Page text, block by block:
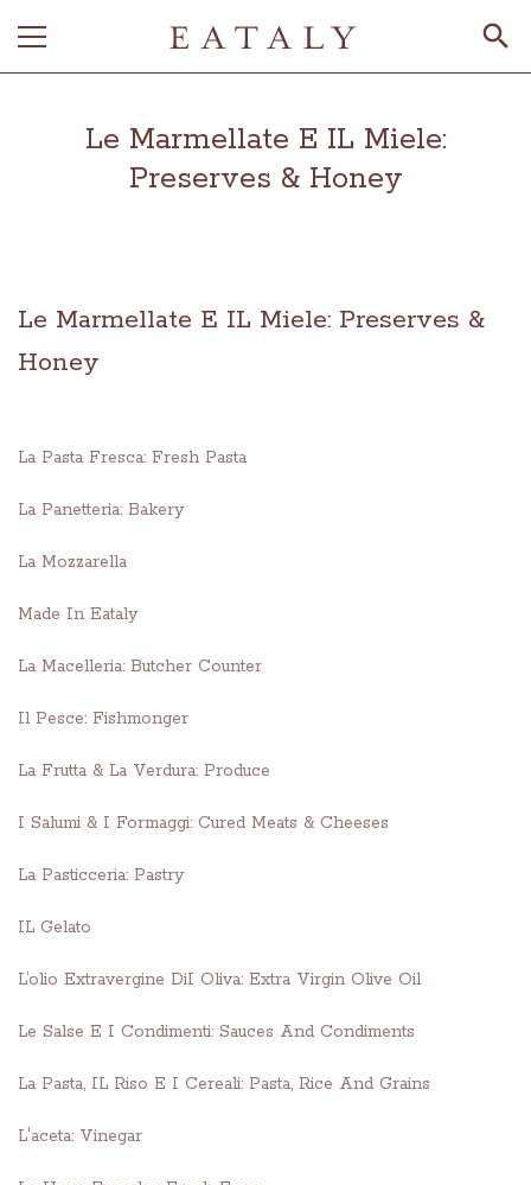
Le Marmellate E IL Miele:
Preserves & Honey
Le Marmellate E IL Miele: Preserves &
Honey
La Pasta Fresca: Fresh Pasta
La Panetteria: Bakery
La Mozzarella
Made In Eataly
La Macelleria: Butcher Counter
Il Pesce: Fishmonger
La Frutta & La Verdura: Produce
I Salumi & I Formaggi: Cured Meats & Cheeses
La Pasticceria: Pastry
IL Gelato
L’olio Extravergine DiI Oliva: Extra Virgin Olive Oil
Le Salse E I Condimenti: Sauces And Condiments
La Pasta, IL Riso E I Cereali: Pasta, Rice And Grains
L'aceta: Vinegar